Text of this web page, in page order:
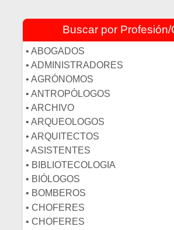
Buscar por Profesión/
• ABOGADOS
• ADMINISTRADORES
• AGRÓNOMOS
• ANTROPÓLOGOS
• ARCHIVO
• ARQUEOLOGOS
• ARQUITECTOS
• ASISTENTES
• BIBLIOTECOLOGIA
• BIÓLOGOS
• BOMBEROS
• CHOFERES
• CHOFERES